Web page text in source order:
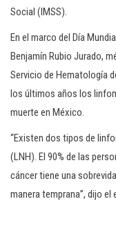
Social (IMSS).
En el marco del Día
Benjamín Rubio Jurado,
Servicio de Hematología
los últimos años los
muerte en México.
“Existen dos tipos de
(LNH). El 90% de las
cáncer tiene una
manera temprana”, dijo